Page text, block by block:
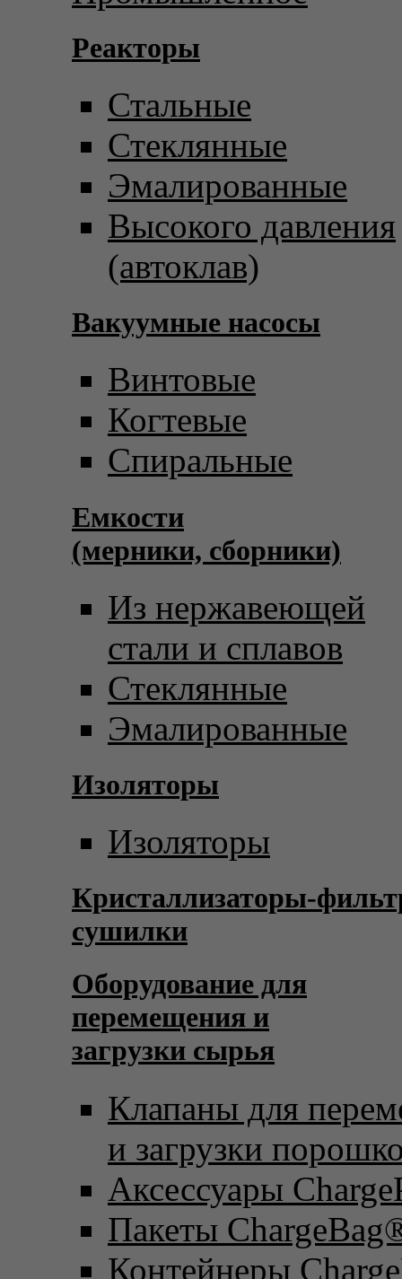
Реакторы
Стальные
Стеклянные
Эмалированные
Высокого давления
(автоклав)
Вакуумные насосы
Винтовые
Когтевые
Спиральные
Емкости
(мерники, сборники)
Из нержавеющей
стали и сплавов
Стеклянные
Эмалированные
Изоляторы
Изоляторы
Кристаллизаторы-
сушилки
Оборудование для
перемещения и
загрузки сырья
Клапаны для
и загрузки
Аксессуары
Пакеты
Контейнеры